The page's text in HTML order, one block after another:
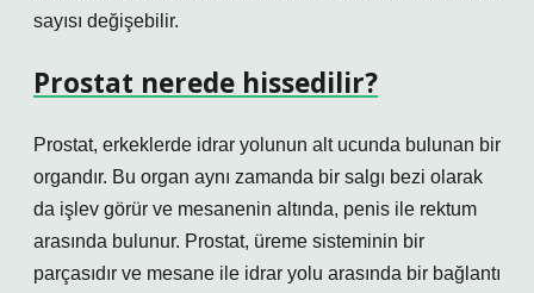
sayısı değişebilir.
Prostat nerede hissedilir?
Prostat, erkeklerde idrar yolunun alt ucunda bulunan bir
organdır. Bu organ aynı zamanda bir salgı bezi olarak
da işlev görür ve mesanenin altında, penis ile rektum
arasında bulunur. Prostat, üreme sisteminin bir
parçasıdır ve mesane ile idrar yolu arasında bir bağlantı